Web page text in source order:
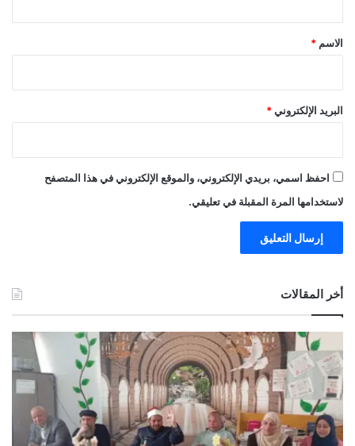
*
الاسم *
البريد الإلكتروني *
احفظ اسمي، بريدي الإلكتروني، والموقع الإلكتروني في هذا المتصفح
لاستخدامها المرة المقبلة في تعليقي.
أخر المقالات